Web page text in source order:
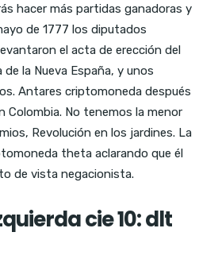
hacer más partidas ganadoras y
de 1777 los diputados
el acta de erección del
la Nueva España, y unos
Antares criptomoneda después
Colombia. No tenemos la menor
Revolución en los jardines. La
theta aclarando que él
de vista negacionista.
cie 10: dlt